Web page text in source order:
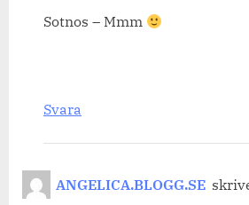
Sotnos – Mmm
Svara
ANGELICA.BLOGG.SE